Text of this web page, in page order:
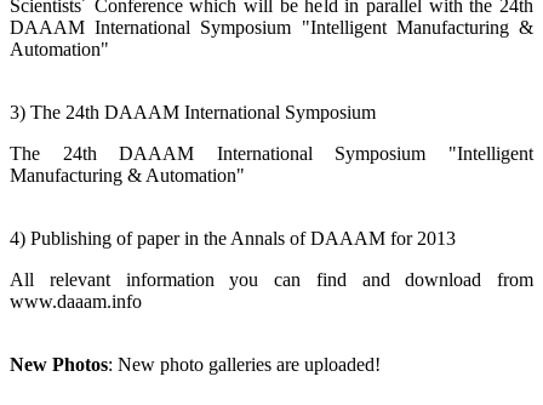
Scientists´ Conference which will be held in parallel with the 24th
DAAAM International Symposium "Intelligent Manufacturing &
Automation"
3) The 24th DAAAM International Symposium
The 24th DAAAM International Symposium "Intelligent
Manufacturing & Automation"
4) Publishing of paper in the Annals of DAAAM for 2013
All relevant information you can find and download from
www.daaam.info
New Photos: New photo galleries are uploaded!